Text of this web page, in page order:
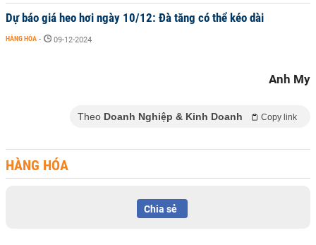
Dự báo giá heo hơi ngày 10/12: Đà tăng có thể kéo dài
HÀNG HÓA - 09-12-2024
Anh My
Theo Doanh Nghiệp & Kinh Doanh Copy link
HÀNG HÓA
Chia sẻ